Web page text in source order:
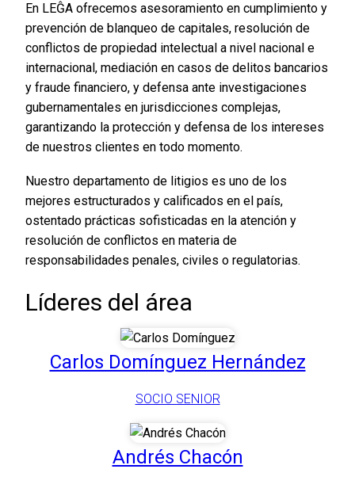
En LEĜA ofrecemos asesoramiento en cumplimiento y
prevención de blanqueo de capitales, resolución de
conflictos de propiedad intelectual a nivel nacional e
internacional, mediación en casos de delitos bancarios
y fraude financiero, y defensa ante investigaciones
gubernamentales en jurisdicciones complejas,
garantizando la protección y defensa de los intereses
de nuestros clientes en todo momento.
Nuestro departamento de litigios es uno de los
mejores estructurados y calificados en el país,
ostentado prácticas sofisticadas en la atención y
resolución de conflictos en materia de
responsabilidades penales, civiles o regulatorias.
Líderes del área
Carlos Domínguez Hernández
SOCIO SENIOR
Andrés Chacón